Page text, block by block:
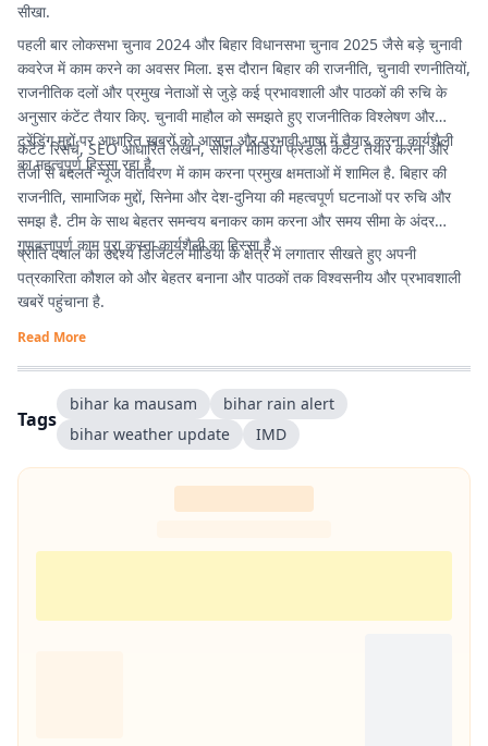
सीखा.
पहली बार लोकसभा चुनाव 2024 और बिहार विधानसभा चुनाव 2025 जैसे बड़े चुनावी
कवरेज में काम करने का अवसर मिला. इस दौरान बिहार की राजनीति, चुनावी रणनीतियों,
राजनीतिक दलों और प्रमुख नेताओं से जुड़े कई प्रभावशाली और पाठकों की रुचि के
अनुसार कंटेंट तैयार किए. चुनावी माहौल को समझते हुए राजनीतिक विश्लेषण और
ट्रेंडिंग मुद्दों पर आधारित खबरों को आसान और प्रभावी भाषा में तैयार करना कार्यशैली
का महत्वपूर्ण हिस्सा रहा है.
कंटेंट रिसर्च, SEO आधारित लेखन, सोशल मीडिया फ्रेंडली कंटेंट तैयार करना और
तेजी से बदलते न्यूज वातावरण में काम करना प्रमुख क्षमताओं में शामिल है. बिहार की
राजनीति, सामाजिक मुद्दों, सिनेमा और देश-दुनिया की महत्वपूर्ण घटनाओं पर रुचि और
समझ है. टीम के साथ बेहतर समन्वय बनाकर काम करना और समय सीमा के अंदर
गुणवत्तापूर्ण काम पूरा करना कार्यशैली का हिस्सा है.
प्रीति दयाल का उद्देश्य डिजिटल मीडिया के क्षेत्र में लगातार सीखते हुए अपनी
पत्रकारिता कौशल को और बेहतर बनाना और पाठकों तक विश्वसनीय और प्रभावशाली
खबरें पहुंचाना है.
Read More
Tags
bihar ka mausam
bihar rain alert
bihar weather update
IMD